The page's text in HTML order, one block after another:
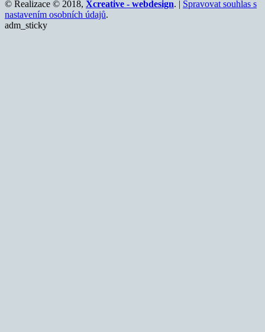
© Realizace © 2018, Xcreative - webdesign. | Spravovat souhlas s
nastavením osobních údajů.
adm_sticky